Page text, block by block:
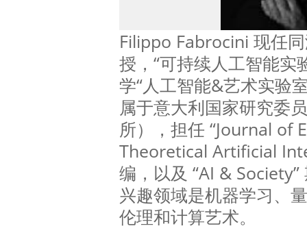
Filippo Fabrocini 现任
授，“可持续人工智能实
学“人工智能&艺术实验
属于意大利国家研究委
所），担任 “Journal of
Theoretical Artificial
编，以及 “AI &
兴趣领域是机器学习、
伦理和计算艺术。